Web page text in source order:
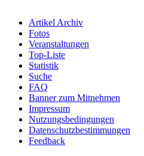
Artikel Archiv
Fotos
Veranstaltungen
Top-Liste
Statistik
Suche
FAQ
Banner zum Mitnehmen
Impressum
Nutzungsbedingungen
Datenschutzbestimmungen
Feedback